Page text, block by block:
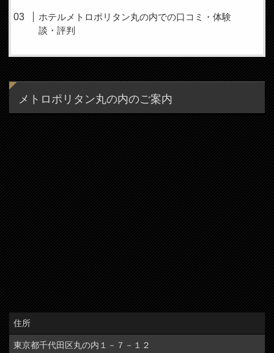
ホテルメトロポリタン丸の内での口コミ・体験
談・評判
メトロポリタン丸の内のご案内
住所
東京都千代田区丸の内１－７－１２